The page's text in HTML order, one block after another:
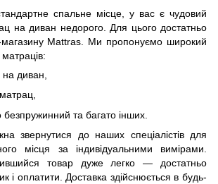
спальне місце, у вас є чудовий
на диван недорого. Для цього достатньо
магазину Mattras. Ми пропонуємо широкий
диван,
та багато інших.
звернутися до наших спеціалістів для
місця за індивідуальними вимірами.
товар дуже легко — достатньо
і оплатити. Доставка здійснюється в будь-